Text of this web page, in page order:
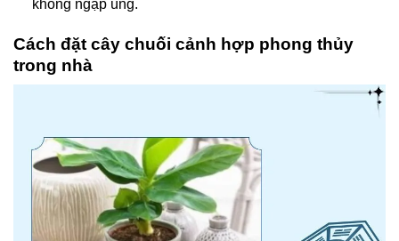
không ngập úng.
Cách đặt cây chuối cảnh hợp phong thủy
trong nhà